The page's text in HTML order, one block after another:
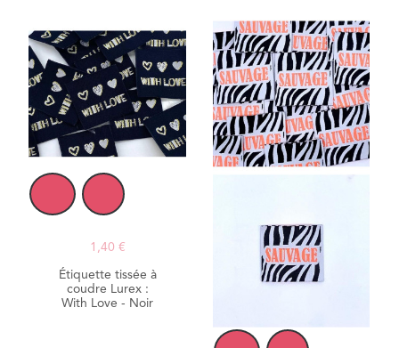
Étiquette tissée à
coudre Lurex :
With Love - Noir
1,40 €